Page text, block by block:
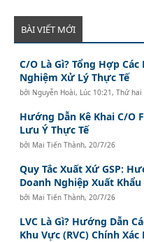
BÀI VIẾT MỚI
C/O Là Gì? Tổng Hợp
Nghiệm Xử Lý Thực Tế
bởi Nguyễn Hoài, Lúc 10:21, Thứ hai
Hướng Dẫn Kê Khai C/O
Lưu Ý Thực Tế
bởi Mai Tiến Thành, 20/7/26
Quy Tắc Xuất Xứ GSP:
Doanh Nghiệp Xuất Khẩu
bởi Mai Tiến Thành, 20/7/26
LVC Là Gì? Hướng Dẫn
Khu Vực (RVC) Chính Xác